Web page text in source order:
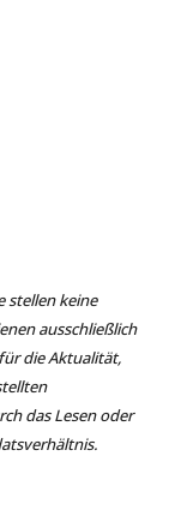
stellen keine
ausschließlich
die Aktualität,
das Lesen oder